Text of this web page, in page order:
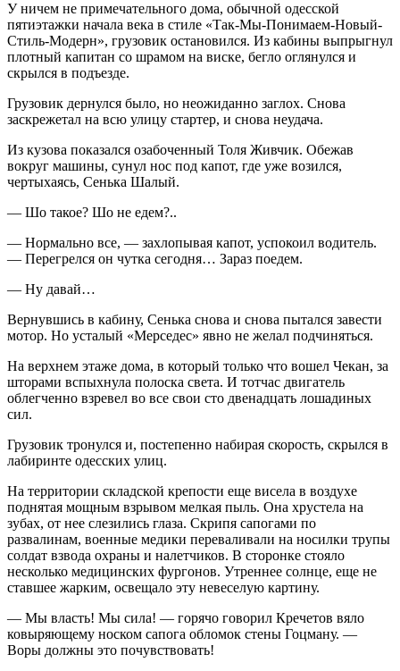
У ничем не примечательного дома, обычной одесской
пятиэтажки начала века в стиле «Так-Мы-Понимаем-Новый-
Стиль-Модерн», грузовик остановился. Из кабины выпрыгнул
плотный капитан со шрамом на виске, бегло оглянулся и
скрылся в подъезде.
Грузовик дернулся было, но неожиданно заглох. Снова
заскрежетал на всю улицу стартер, и снова неудача.
Из кузова показался озабоченный Толя Живчик. Обежав
вокруг машины, сунул нос под капот, где уже возился,
чертыхаясь, Сенька Шалый.
— Шо такое? Шо не едем?..
— Нормально все, — захлопывая капот, успокоил водитель.
— Перегрелся он чутка сегодня… Зараз поедем.
— Ну давай…
Вернувшись в кабину, Сенька снова и снова пытался завести
мотор. Но усталый «Мерседес» явно не желал подчиняться.
На верхнем этаже дома, в который только что вошел Чекан, за
шторами вспыхнула полоска света. И тотчас двигатель
облегченно взревел во все свои сто двенадцать лошадиных
сил.
Грузовик тронулся и, постепенно набирая скорость, скрылся в
лабиринте одесских улиц.
На территории складской крепости еще висела в воздухе
поднятая мощным взрывом мелкая пыль. Она хрустела на
зубах, от нее слезились глаза. Скрипя сапогами по
развалинам, военные медики переваливали на носилки трупы
солдат взвода охраны и налетчиков. В сторонке стояло
несколько медицинских фургонов. Утреннее солнце, еще не
ставшее жарким, освещало эту невеселую картину.
— Мы власть! Мы сила! — горячо говорил Кречетов вяло
ковыряющему носком сапога обломок стены Гоцману. —
Воры должны это почувствовать!